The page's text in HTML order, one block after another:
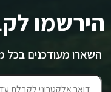
הירשמו
השארו מעודכנים